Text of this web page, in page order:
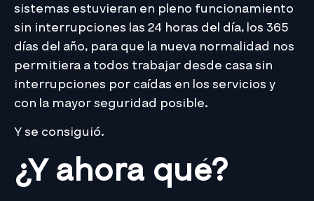
sistemas estuvieran en pleno funcionamiento
sin interrupciones las 24 horas del día, los 365
días del año, para que la nueva normalidad nos
permitiera a todos trabajar desde casa sin
interrupciones por caídas en los servicios y
con la mayor seguridad posible.
Y se consiguió.
¿Y ahora qué?